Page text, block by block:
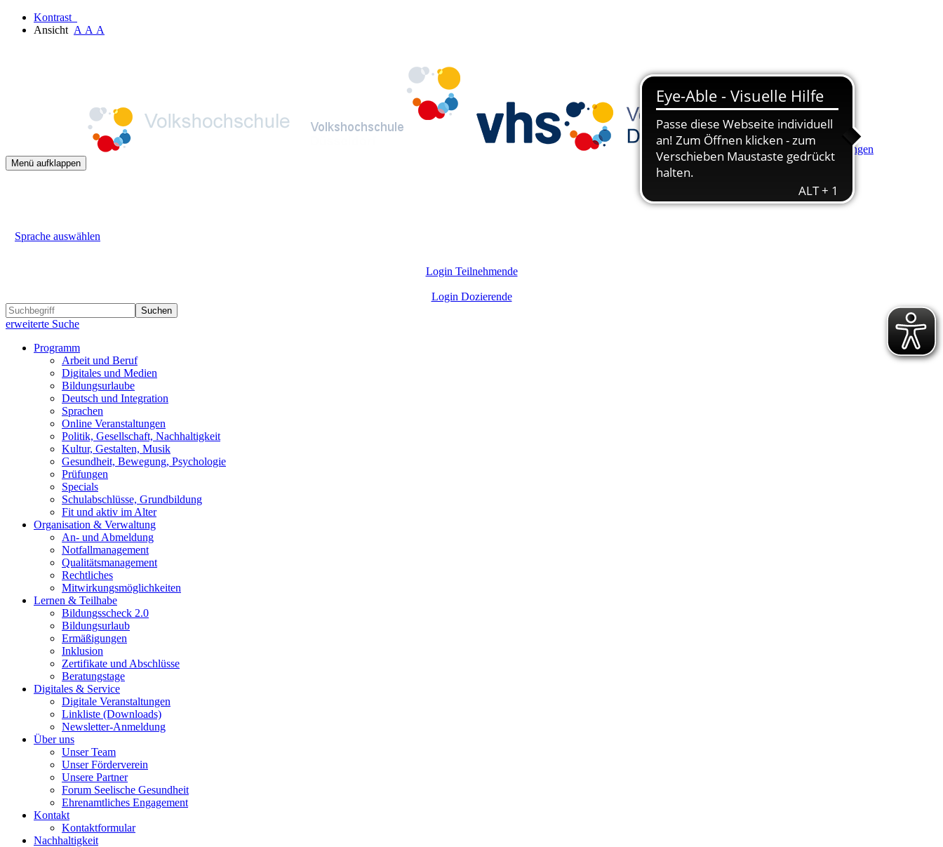
Kontrast
Ansicht A A A
Hauptinhalt anspringen
Menü aufklappen
Sprache auswählen
Login Teilnehmende
Login Dozierende
Suchen
erweiterte Suche
Programm
Arbeit und Beruf
Digitales und Medien
Bildungsurlaube
Deutsch und Integration
Sprachen
Online Veranstaltungen
Politik, Gesellschaft, Nachhaltigkeit
Kultur, Gestalten, Musik
Gesundheit, Bewegung, Psychologie
Prüfungen
Specials
Schulabschlüsse, Grundbildung
Fit und aktiv im Alter
Organisation & Verwaltung
An- und Abmeldung
Notfallmanagement
Qualitätsmanagement
Rechtliches
Mitwirkungsmöglichkeiten
Lernen & Teilhabe
Bildungsscheck 2.0
Bildungsurlaub
Ermäßigungen
Inklusion
Zertifikate und Abschlüsse
Beratungstage
Digitales & Service
Digitale Veranstaltungen
Linkliste (Downloads)
Newsletter-Anmeldung
Über uns
Unser Team
Unser Förderverein
Unsere Partner
Forum Seelische Gesundheit
Ehrenamtliches Engagement
Kontakt
Kontaktformular
Nachhaltigkeit